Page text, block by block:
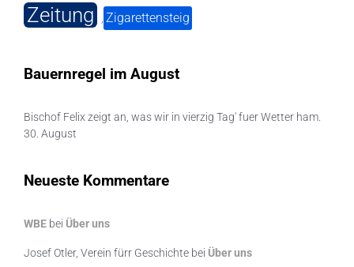
Zeitung , Zigarettensteig
Bauernregel im August
Bischof Felix zeigt an, was wir in vierzig Tag' fuer Wetter ham.
30. August
Neueste Kommentare
WBE bei Über uns
Josef Otler, Verein fürr Geschichte bei Über uns